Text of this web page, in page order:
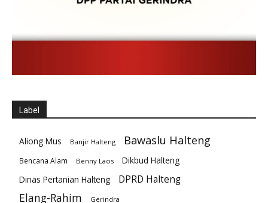
Label
Aliong Mus Banjir Halteng Bawaslu Halteng
Bencana Alam Benny Laos
Dikbud Halteng
Dinas Pertanian Halteng
DPRD Halteng
Elang-Rahim Gerindra